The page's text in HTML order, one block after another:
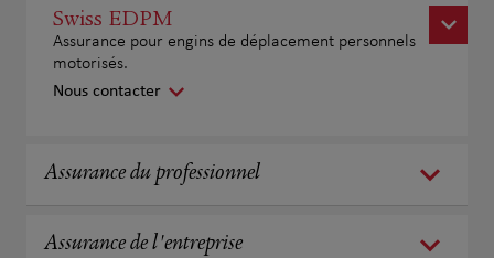
Swiss EDPM
Assurance pour engins de déplacement personnels
motorisés.
Nous contacter
Assurance du professionnel
Assurance de l'entreprise